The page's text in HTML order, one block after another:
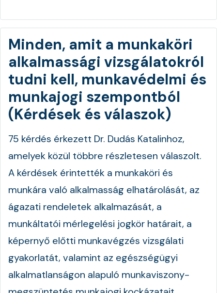
Minden, amit a munkaköri
alkalmassági vizsgálatokról
tudni kell, munkavédelmi és
munkajogi szempontból
(Kérdések és válaszok)
75 kérdés érkezett Dr. Dudás Katalinhoz,
amelyek közül többre részletesen válaszolt.
A kérdések érintették a munkaköri és
munkára való alkalmasság elhatárolását, az
ágazati rendeletek alkalmazását, a
munkáltatói mérlegelési jogkör határait, a
képernyő előtti munkavégzés vizsgálati
gyakorlatát, valamint az egészségügyi
alkalmatlanságon alapuló munkaviszony-